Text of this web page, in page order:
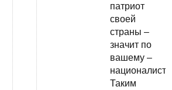
патриот
своей
страны –
значит по
вашему –
националист?
Таким